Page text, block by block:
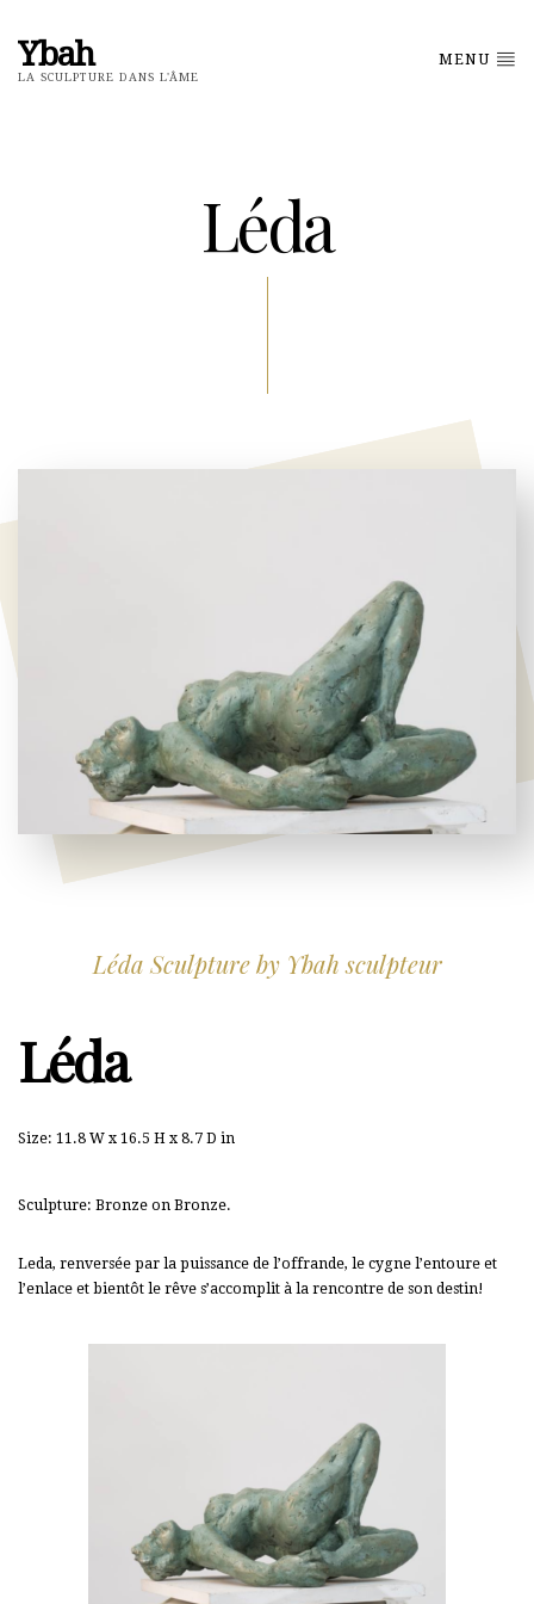
Ybah
LA SCULPTURE DANS L'ÂME
MENU
Léda
Léda Sculpture by Ybah sculpteur
Léda
Size: 11.8 W x 16.5 H x 8.7 D in
Sculpture: Bronze on Bronze.
Leda, renversée par la puissance de l’offrande, le cygne l’entoure et
l’enlace et bientôt le rêve s’accomplit à la rencontre de son destin!